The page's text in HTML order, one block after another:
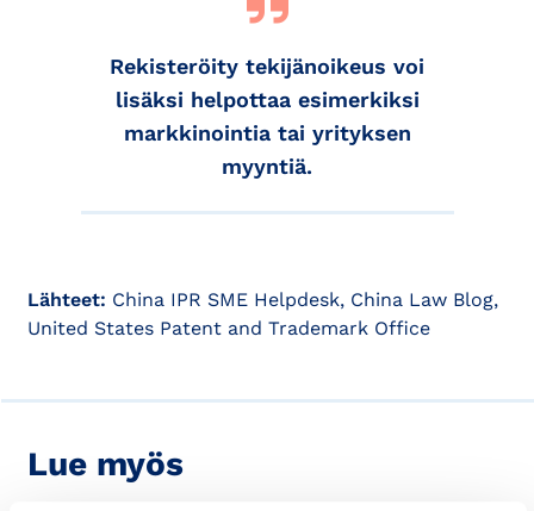
Rekisteröity tekijänoikeus voi
lisäksi helpottaa esimerkiksi
markkinointia tai yrityksen
myyntiä.
Lähteet: China IPR SME Helpdesk, China Law Blog,
United States Patent and Trademark Office
Lue myös